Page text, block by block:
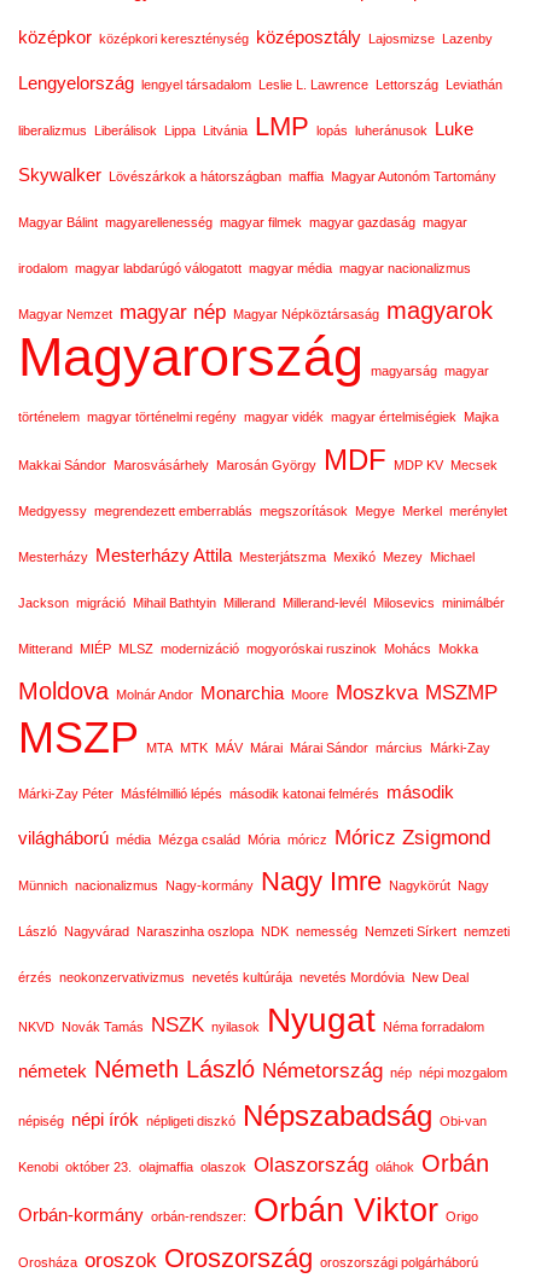
középkor középkori kereszténység középosztály Lajosmizse Lazenby
Lengyelország lengyel társadalom Leslie L. Lawrence Lettország Leviathán
liberalizmus Liberálisok Lippa Litvánia LMP lopás luheránusok Luke
Skywalker Lövészárkok a hátországban maffia Magyar Autonóm Tartomány
Magyar Bálint magyarellenesség magyar filmek magyar gazdaság magyar
irodalom magyar labdarúgó válogatott magyar média magyar nacionalizmus
Magyar Nemzet magyar nép Magyar Népköztársaság magyarok
Magyarország magyarság magyar
történelem magyar történelmi regény magyar vidék magyar értelmiségiek Majka
Makkai Sándor Marosvásárhely Marosán György MDF MDP KV Mecsek
Medgyessy megrendezett emberrablás megszorítások Megye Merkel merénylet
Mesterházy Mesterházy Attila Mesterjátszma Mexikó Mezey Michael
Jackson migráció Mihail Bathtyin Millerand Millerand-levél Milosevics minimálbér
Mitterand MIÉP MLSZ modernizáció mogyoróskai ruszinok Mohács Mokka
Moldova Molnár Andor Monarchia Moore Moszkva MSZMP
MSZP MTA MTK MÁV Márai Márai Sándor március Márki-Zay
Márki-Zay Péter Másfélmillió lépés második katonai felmérés második
világháború média Mézga család Mória móricz Móricz Zsigmond
Münnich nacionalizmus Nagy-kormány Nagy Imre Nagykörút Nagy
László Nagyvárad Naraszinha oszlopa NDK nemesség Nemzeti Sírkert nemzeti
érzés neokonzervativizmus nevetés kultúrája nevetés Mordóvia New Deal
NKVD Novák Tamás NSZK nyilasok Nyugat Néma forradalom
németek Németh László Németország nép népi mozgalom
népiség népi írók népligeti diszkó Népszabadság Obi-van
Kenobi október 23. olajmaffia olaszok Olaszország oláhok Orbán
Orbán-kormány orbán-rendszer: Orbán Viktor Origo
Orosháza oroszok Oroszország oroszországi polgárháború